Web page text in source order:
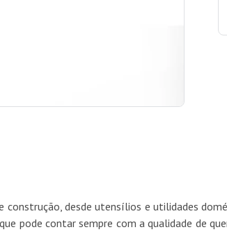
desde utensílios e utilidades
pode contar sempre com a qualidade de